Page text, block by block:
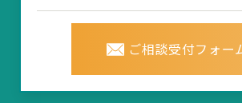
ご相談受付フォー